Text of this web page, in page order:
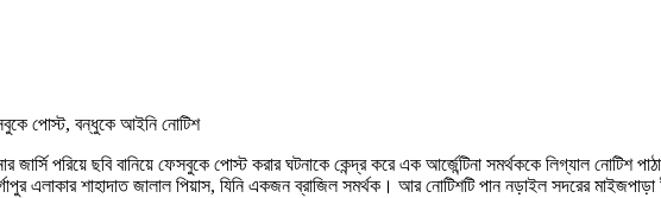
পরিয়ে ছবি বানিয়ে ফেসবুকে পোস্ট করার ঘটনাকে কেন্দ্র করে এক আর্জেন্টিনা সমর্থককে লিগ্যাল
এলাকার শাহাদাত জালাল পিয়াস, যিনি একজন ব্রাজিল সমর্থক। আর নোটিশটি পান নড়াইল সদরের